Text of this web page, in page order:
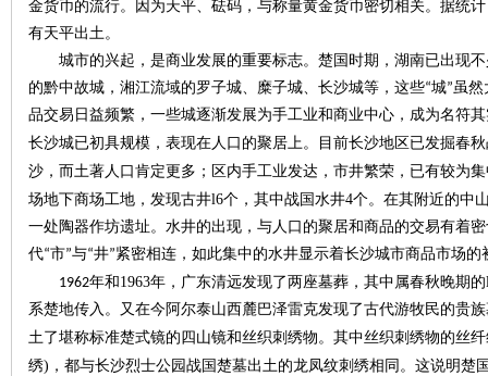
金货币的流行。因为天平、砝码，与称量黄金货币密切相关。据统
有天平出土。
城市的兴起，是商业发展的重要标志。楚国时期，湖南已出现
的黔中故城，湘江流域的罗子城、糜子城、长沙城等，这些“城”虽
品交易日益频繁，一些城逐渐发展为手工业和商业中心，成为名符
长沙城已初具规模，表现在人口的聚居上。目前长沙地区已发掘春
沙，而土著人口肯定更多；区内手工业发达，市井繁荣，已有较为
场地下商场工地，发现古井l6个，其中战国水井4个。在其附近的中
一处陶器作坊遗址。水井的出现，与人口的聚居和商品的交易有着
代“市”与“井”紧密相连，如此集中的水井显示着长沙城市商品市场的
1962年和1963年，广东清远发现了两座墓葬，其中属春秋晚期的
系楚地传入。又在今阿尔泰山西麓巴泽雷克发现了古代游牧民的贵
土了堪称标准楚式镜的四山镜和丝织刺绣物。其中丝织刺绣物的丝
绣) ，都与长沙烈士公园战国楚墓出土的龙凤纹刺绣相同。这说明楚